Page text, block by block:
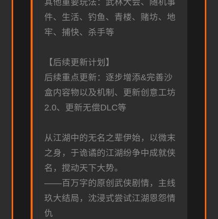
其他重要玩法：武林大会、随机事
件、生活、钓鱼、青楼、赌坊、地
牢、捕快、杀手等
【后续更新计划】
后续重点更新：逐步增添&完善沙
盒内容物以及机制、更新创意工坊
2.0、更新无偿DLC等
从江湖中的无名之辈伊始，以微末
之身，于诡谲的江湖纷争中成就侠
名，搅动天下大势。
——百万字的原创武侠剧情，主线
玖大结局，沈浸式尝试江湖恩怨情
仇